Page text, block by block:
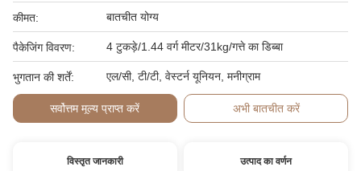
कीमत: बातचीत योग्य
पैकेजिंग विवरण: 4 टुकड़े/1.44 वर्ग मीटर/31kg/गत्ते का डिब्बा
भुगतान की शर्तें: एल/सी, टी/टी, वेस्टर्न यूनियन, मनीग्राम
सर्वोत्तम मूल्य प्राप्त करें अभी बातचीत करें
विस्तृत जानकारी उत्पाद का वर्णन